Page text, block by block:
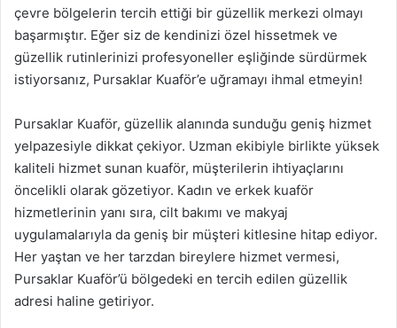
çevre bölgelerin tercih ettiği bir güzellik merkezi olmayı
başarmıştır. Eğer siz de kendinizi özel hissetmek ve
güzellik rutinlerinizi profesyoneller eşliğinde sürdürmek
istiyorsanız, Pursaklar Kuaför’e uğramayı ihmal etmeyin!
Pursaklar Kuaför, güzellik alanında sunduğu geniş hizmet
yelpazesiyle dikkat çekiyor. Uzman ekibiyle birlikte yüksek
kaliteli hizmet sunan kuaför, müşterilerin ihtiyaçlarını
öncelikli olarak gözetiyor. Kadın ve erkek kuaför
hizmetlerinin yanı sıra, cilt bakımı ve makyaj
uygulamalarıyla da geniş bir müşteri kitlesine hitap ediyor.
Her yaştan ve her tarzdan bireylere hizmet vermesi,
Pursaklar Kuaför’ü bölgedeki en tercih edilen güzellik
adresi haline getiriyor.